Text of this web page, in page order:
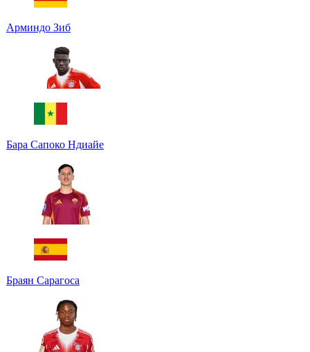
Арминдо Зиб
Бара Сапоко Ндиайе
Браян Сарагоса